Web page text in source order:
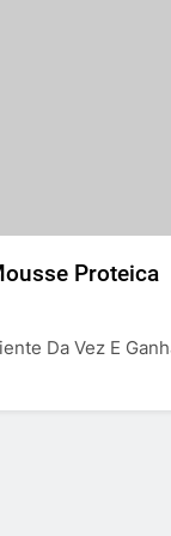
Proteica
Da Vez E